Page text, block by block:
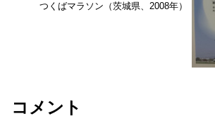
つくばマラソン（茨城県、2008年）
コメント